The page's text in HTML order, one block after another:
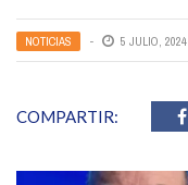
NOTICIAS 5 JULIO, 2024
COMPARTIR: